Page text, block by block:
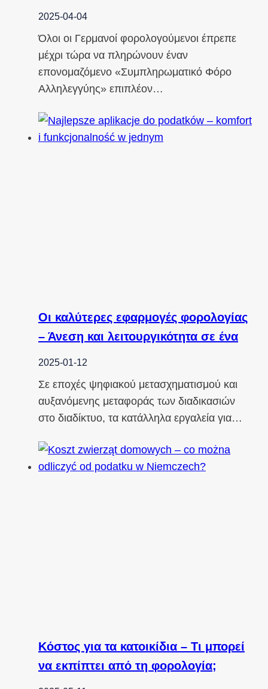
2025-04-04
Όλοι οι Γερμανοί φορολογούμενοι έπρεπε
μέχρι τώρα να πληρώνουν έναν
επονομαζόμενο «Συμπληρωματικό Φόρο
Αλληλεγγύης» επιπλέον…
Οι καλύτερες εφαρμογές φορολογίας
– Άνεση και λειτουργικότητα σε ένα
2025-01-12
Σε εποχές ψηφιακού μετασχηματισμού και
αυξανόμενης μεταφοράς των διαδικασιών
στο διαδίκτυο, τα κατάλληλα εργαλεία για…
Κόστος για τα κατοικίδια – Τι μπορεί
να εκπίπτει από τη φορολογία;